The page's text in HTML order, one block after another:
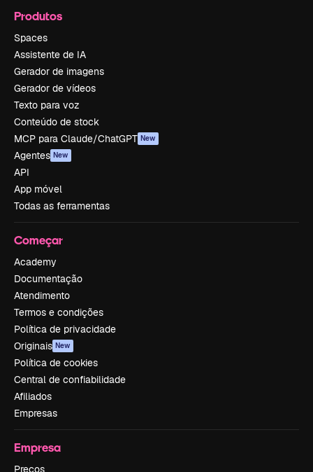
Produtos
Spaces
Assistente de IA
Gerador de imagens
Gerador de vídeos
Texto para voz
Conteúdo de stock
MCP para Claude/ChatGPT New
Agentes New
API
App móvel
Todas as ferramentas
Começar
Academy
Documentação
Atendimento
Termos e condições
Política de privacidade
Originais New
Política de cookies
Central de confiabilidade
Afiliados
Empresas
Empresa
Preços